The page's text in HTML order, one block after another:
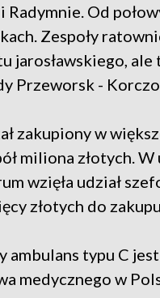
Od
Zespoły
jarosławskiego,
Przeworsk -
zakupiony w
miliona złotych.
wzięła udział
złotych do
ambulans typu C
medycznego w